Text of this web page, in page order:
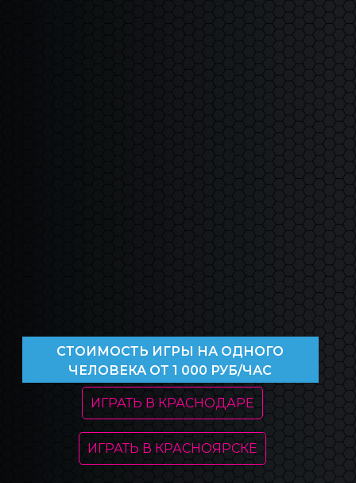
CТОИМОСТЬ ИГРЫ НА ОДНОГО
ЧЕЛОВЕКА ОТ 1 000 РУБ/ЧАС
ИГРАТЬ В КРАСНОДАРЕ
ИГРАТЬ В КРАСНОЯРСКЕ